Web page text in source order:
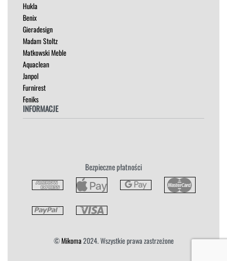
SOFY
STOLIKI
STOŁY
SZAFKI I KOMODY
Hukla
Benix
Gieradesign
Madam Stoltz
Matkowski Meble
Aquaclean
Janpol
Furnirest
Feniks
INFORMACJE
Płatność i Dostawa
Bezpieczne płatności
©Mikoma2024. Wszystkie prawa zastrzeżone